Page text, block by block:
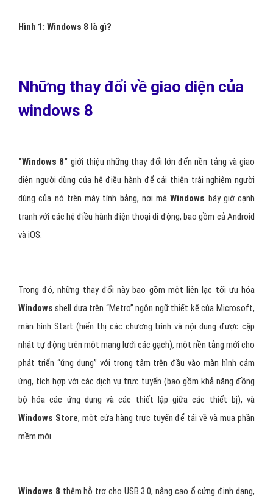
Những thay đổi về giao diện của
windows 8
diện người dùng của hệ điều hành để cải thiện trải nghiệm người
dùng của nó trên máy tính bảng, nơi mà Windows
bây giờ cạnh
tranh với các hệ điều hành điện thoại di động, bao gồm cả Android
và iOS.
Trong đó, những thay đổi này bao gồm một liên lạc tối ưu hóa
Windows
shell dựa trên “Metro” ngôn ngữ thiết kế của Microsoft,
màn hình Start (hiển thị các chương trình và nội dung được cập
ứng, tích hợp với các dịch vụ trực tuyến (bao gồm khả năng đồng